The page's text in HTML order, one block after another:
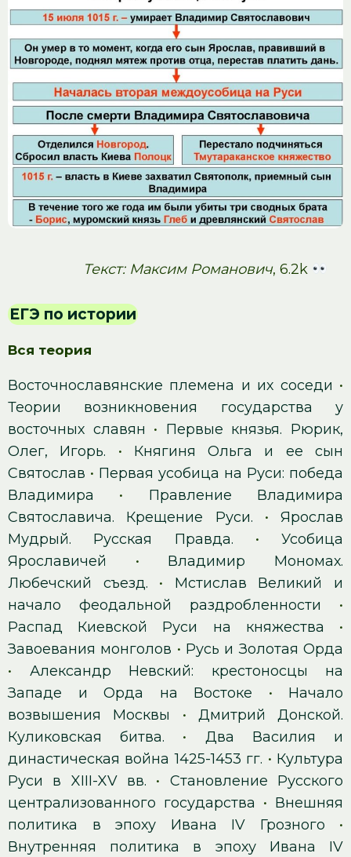
Текст: Максим Романович, 6.2k
ЕГЭ по истории
Вся теория
Восточнославянские племена и их соседи •
Теории возникновения государства у
восточных славян • Первые князья. Рюрик,
Олег, Игорь. • Княгиня Ольга и ее сын
Святослав • Первая усобица на Руси: победа
Владимира • Правление Владимира
Святославича. Крещение Руси. • Ярослав
Мудрый. Русская Правда. • Усобица
Ярославичей • Владимир Мономах.
Любечский съезд. • Мстислав Великий и
начало феодальной раздробленности •
Распад Киевской Руси на княжества •
Завоевания монголов • Русь и Золотая Орда
• Александр Невский: крестоносцы на
Западе и Орда на Востоке • Начало
возвышения Москвы
• Дмитрий Донской.
Куликовская битва. • Два Василия и
династическая война 1425-1453 гг. • Культура
Руси в XIII-XV вв. • Становление Русского
централизованного государства • Внешняя
политика в эпоху Ивана IV Грозного •
Внутренняя политика в эпоху Ивана IV